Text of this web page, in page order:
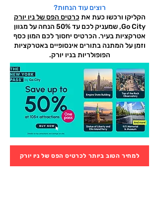
רוצים עוד הנחות?
הקליקו ורכשו כעת את כרטיס הפס של ניו יורק
Go City, שמעניק לכם עד 50% הנחה על מגוון
אטרקציות בעיר. הכרטיס יחסוך לכם המון כסף
וזמן על המתנה בתורים אינסופיים באטרקציות
הפופולריות בניו יורק.
למחיר הטוב ביותר לכרטיס הפס של ניו יורק